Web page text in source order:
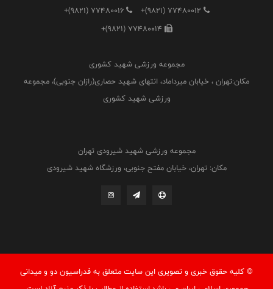
+(9821) 77480012
+(9821) 77480016
+(9821) 77480014
مجموعه ورزشی شهید کشوری
مکان:تهران ، خیابان میرداماد، انتهای شهید حصاری(رازان جنوبی)، مجموعه
ورزشی شهید کشوری
مجموعه ورزشی شهید شیرودی تهران
مکان: تهران، خیابان مفتح جنوبی، ورزشگاه شهید شیرودی
© کليه حقوق خبری و تصويری اين سايت متعلق به فدراسيون دو و میدانی